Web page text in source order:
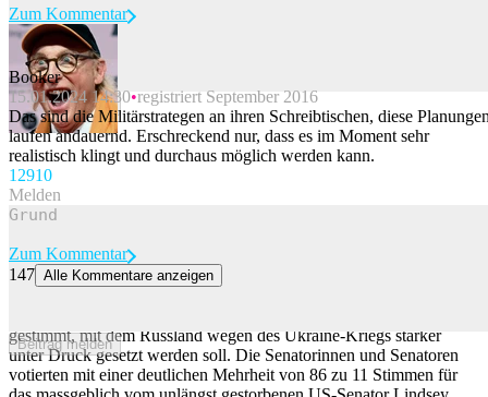
Beitrag melden
Zum Kommentar
Booker
15.01.2024 14:30 registriert September 2016
Das sind die Militärstrategen an ihren Schreibtischen, diese
laufen andauernd. Erschreckend nur, dass es im Moment sehr
realistisch klingt und durchaus möglich werden kann.
12910
Melden
Beitrag melden
Zum Kommentar
147 Alle Kommentare anzeigen
gestimmt, mit dem Russland wegen des Ukraine-Kriegs stärker
unter Druck gesetzt werden soll. Die Senatorinnen und Senatoren
votierten mit einer deutlichen Mehrheit von 86 zu 11 Stimmen für